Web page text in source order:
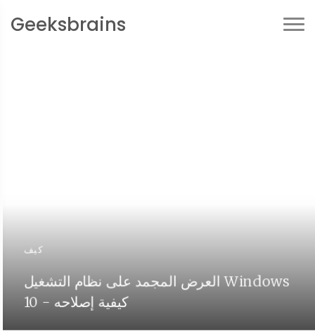
Geeksbrains
كيف
العرض المجمد على نظام التشغيل Windows
10 - كيفية إصلاحه